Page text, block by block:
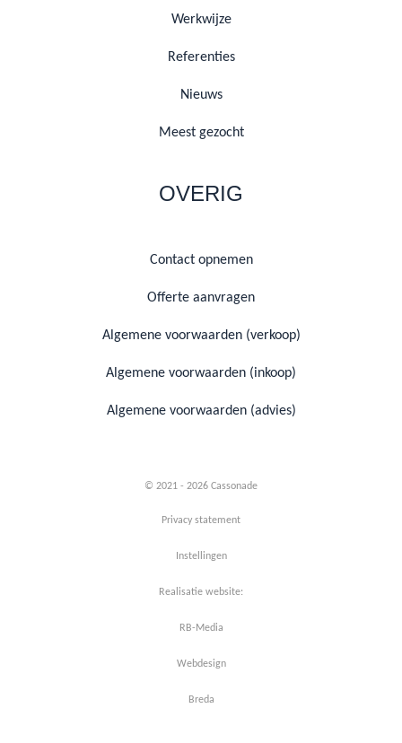
Werkwijze
Referenties
Nieuws
Meest gezocht
OVERIG
Contact opnemen
Offerte aanvragen
Algemene voorwaarden (verkoop)
Algemene voorwaarden (inkoop)
Algemene voorwaarden (advies)
© 2021 - 2026 Cassonade
Privacy statement
Instellingen
Realisatie website:
RB-Media
Webdesign
Breda